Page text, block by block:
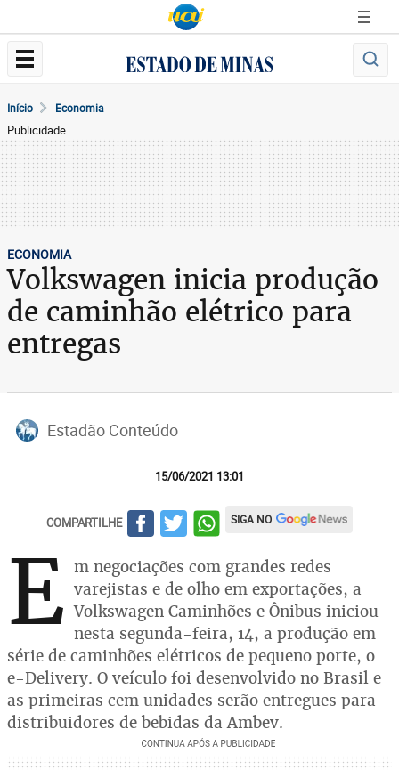
Início Economia
Publicidade
ECONOMIA
Volkswagen inicia produção
de caminhão elétrico para
entregas
Estadão Conteúdo
15/06/2021 13:01
COMPARTILHE SIGA NO
E m negociações com grandes redes
varejistas e de olho em exportações, a
Volkswagen Caminhões e Ônibus iniciou
nesta segunda-feira, 14, a produção em
série de caminhões elétricos de pequeno porte, o
e-Delivery. O veículo foi desenvolvido no Brasil e
as primeiras cem unidades serão entregues para
distribuidores de bebidas da Ambev.